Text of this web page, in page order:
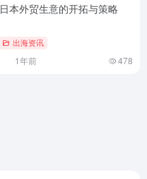
日本外贸生意的开拓与策略
出海资讯
1年前 478